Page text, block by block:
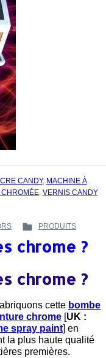
CANDY, MACHINE À
, VERNIS CANDY
POSTED
IN
:
PRODUITS
chrome ?
chrome ?
cette bombe
chrome [UK :
spray paint] en
la plus haute qualité
premières.